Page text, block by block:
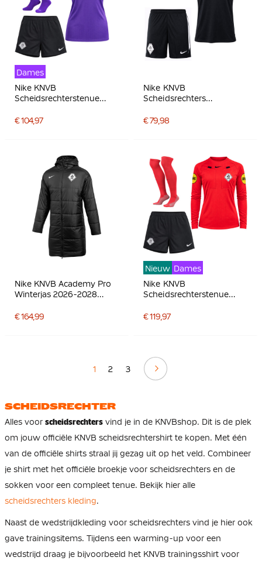
Dames
Nike KNVB
Scheidsrechterstenue
Zwart
€ 104,97
Nike KNVB
Scheidsrechters
Zwart Wit
€ 79,98
Nike KNVB Academy Pro
Winterjas 2026-2028
€ 164,99
Nieuw Dames
Nike KNVB
Scheidsrechterstenue
Mouwen Dames Felrood
€ 119,97
1 2 3 Volgende
SCHEIDSRECHTER
Alles voor scheidsrechters vind je in de KNVBshop. Dit is de plek
om jouw officiële KNVB scheidsrechtershirt te kopen. Met één
van de officiële shirts straal jij gezag uit op het veld. Combineer
je shirt met het officiële broekje voor scheidsrechters en de
sokken voor een compleet tenue. Bekijk hier alle
scheidsrechters kleding.
Naast de wedstrijdkleding voor scheidsrechters vind je hier ook
gave trainingsitems. Tijdens een warming-up voor een
wedstrijd draag je bijvoorbeeld het KNVB trainingsshirt voor